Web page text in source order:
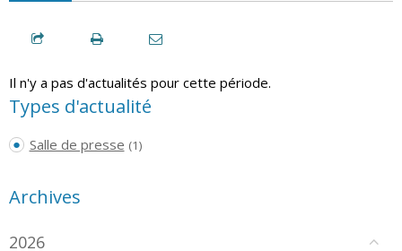
Il n'y a pas d'actualités pour cette période.
Types d'actualité
Salle de presse (1)
Archives
2026